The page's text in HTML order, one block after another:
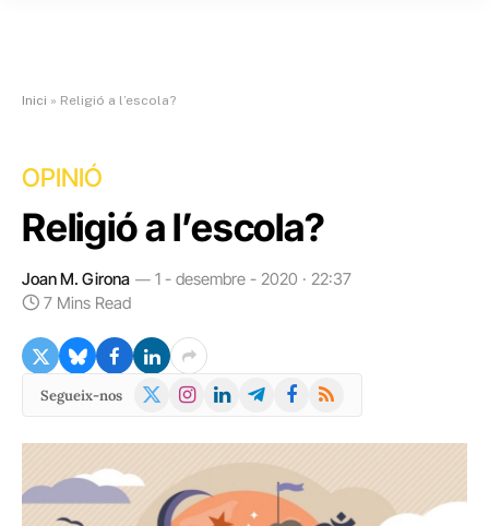
Inici » Religió a l’escola?
OPINIÓ
Religió a l’escola?
Joan M. Girona
1 - desembre - 2020 · 22:37
7 Mins Read
Segueix-nos
X
Instagram
LinkedInTelegramFacebook
RSS